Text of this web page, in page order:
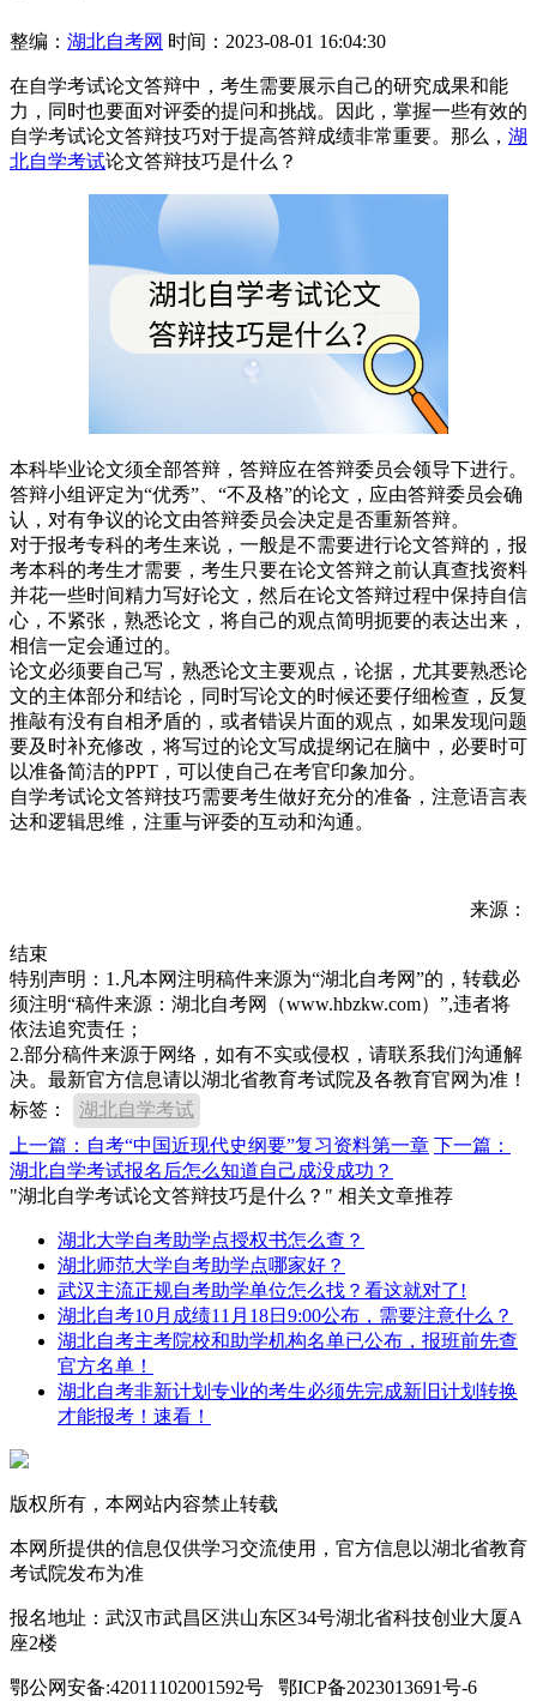
整编： 湖北自考网 时间：2023-08-01 16:04:30
在自学考试论文答辩中，考生需要展示自己的研究成果和能
力，同时也要面对评委的提问和挑战。因此，掌握一些有效的
自学考试论文答辩技巧对于提高答辩成绩非常重要。那么， 湖
北自学考试论文答辩技巧是什么？
本科毕业论文须全部答辩，答辩应在答辩委员会领导下进行。
答辩小组评定为“优秀”、“不及格”的论文，应由答辩委员会确
认，对有争议的论文由答辩委员会决定是否重新答辩。
对于报考专科的考生来说，一般是不需要进行论文答辩的，报
考本科的考生才需要，考生只要在论文答辩之前认真查找资料
并花一些时间精力写好论文，然后在论文答辩过程中保持自信
心，不紧张，熟悉论文，将自己的观点简明扼要的表达出来，
相信一定会通过的。
论文必须要自己写，熟悉论文主要观点，论据，尤其要熟悉论
文的主体部分和结论，同时写论文的时候还要仔细检查，反复
推敲有没有自相矛盾的，或者错误片面的观点，如果发现问题
要及时补充修改，将写过的论文写成提纲记在脑中，必要时可
以准备简洁的PPT，可以使自己在考官印象加分。
自学考试论文答辩技巧需要考生做好充分的准备，注意语言表
达和逻辑思维，注重与评委的互动和沟通。
来源：
结束
特别声明：1.凡本网注明稿件来源为“湖北自考网”的，转载必
须注明“稿件来源：湖北自考网（www.hbzkw.com）”,违者将
依法追究责任；
2.部分稿件来源于网络，如有不实或侵权，请联系我们沟通解
决。最新官方信息请以湖北省教育考试院及各教育官网为准！
标签：
湖北自学考试
上一篇：自考“中国近现代史纲要”复习资料第一章 下一篇：
湖北自学考试报名后怎么知道自己成没成功？
"湖北自学考试论文答辩技巧是什么？" 相关文章推荐
湖北大学自考助学点授权书怎么查？
湖北师范大学自考助学点哪家好？
武汉主流正规自考助学单位怎么找？看这就对了!
湖北自考10月成绩11月18日9:00公布，需要注意什么？
湖北自考主考院校和助学机构名单已公布，报班前先查
官方名单！
湖北自考非新计划专业的考生必须先完成新旧计划转换
才能报考！速看！
版权所有，本网站内容禁止转载
本网所提供的信息仅供学习交流使用，官方信息以湖北省教育
考试院发布为准
报名地址：武汉市武昌区洪山东区34号湖北省科技创业大厦A
座2楼
鄂公网安备:42011102001592号 鄂ICP备2023013691号-6